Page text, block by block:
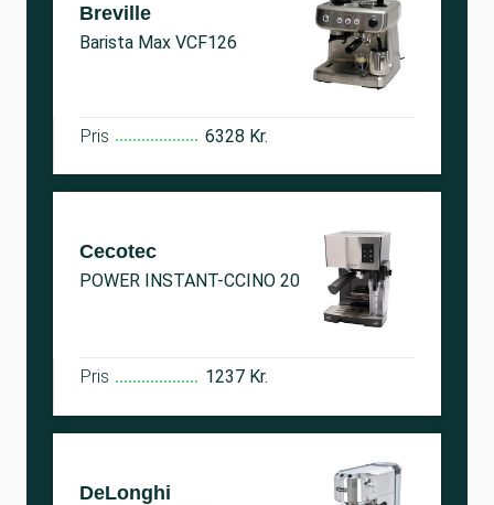
Breville
Barista Max VCF126
Pris 6328 Kr.
Cecotec
POWER INSTANT-CCINO 20
Pris 1237 Kr.
DeLonghi